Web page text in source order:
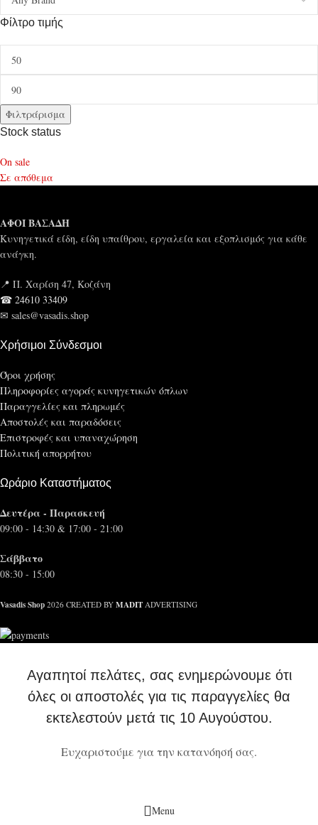
Φίλτρο τιμής
Φιλτράρισμα
Stock status
On sale
Σε απόθεμα
ΑΦΟΙ ΒΑΣΑΔΗ
Κυνηγετικά είδη, είδη υπαίθρου, εργαλεία και εξοπλισμός για κάθε
ανάγκη.
📍 Π. Χαρίση 47, Κοζάνη
☎ 24610 33409
✉ sales@vasadis.shop
Χρήσιμοι Σύνδεσμοι
Όροι χρήσης
Πληροφορίες αγοράς κυνηγετικών όπλων
Παραγγελίες και πληρωμές
Αποστολές και παραδόσεις
Επιστροφές και υπαναχώρηση
Πολιτική απορρήτου
Ωράριο Καταστήματος
Δευτέρα - Παρασκευή
09:00 - 14:30 & 17:00 - 21:00
Σάββατο
08:30 - 15:00
Vasadis Shop 2026 CREATED BY MADIT ADVERTISING
Αγαπητοί πελάτες, σας ενημερώνουμε ότι
όλες οι αποστολές για τις παραγγελίες θα
εκτελεστούν μετά τις 10 Αυγούστου.
Ευχαριστούμε για την κατανόησή σας.
Menu